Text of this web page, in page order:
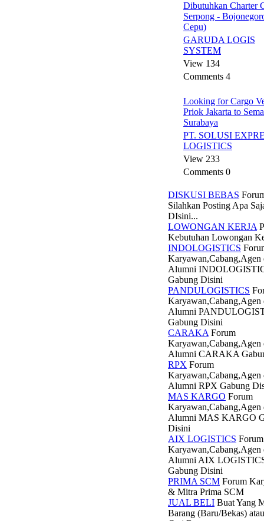
Dibutuhkan Charter
Serpong -
Cepu)
GARUDA LOGIS
SYSTEM
View 134
Comments 4
Looking for Cargo
Priok Jakarta to
Surabaya
PT. SOLUSI
LOGISTICS
View 233
Comments 0
DISKUSI BEBAS
Silahkan Posting Apa
DIsini...
LOWONGAN KERJA
Kebutuhan Lowongan
INDOLOGISTICS
Karyawan,Cabang,Agen
Alumni
Gabung Disini
PANDULOGISTICS
Karyawan,Cabang,Agen
Alumni
Gabung Disini
CARAKA Forum
Karyawan,Cabang,Agen
Alumni CARAKA
RPX Forum
Karyawan,Cabang,Agen
Alumni RPX Gabung
MAS KARGO Forum
Karyawan,Cabang,Agen
Alumni MAS KARGO
Disini
AIX LOGISTICS Forum
Karyawan,Cabang,Agen
Alumni AIX
Gabung Disini
PRIMA SCM Forum
& Mitra Prima SCM
JUAL BELI Buat Yang
Barang (Baru/Bekas)